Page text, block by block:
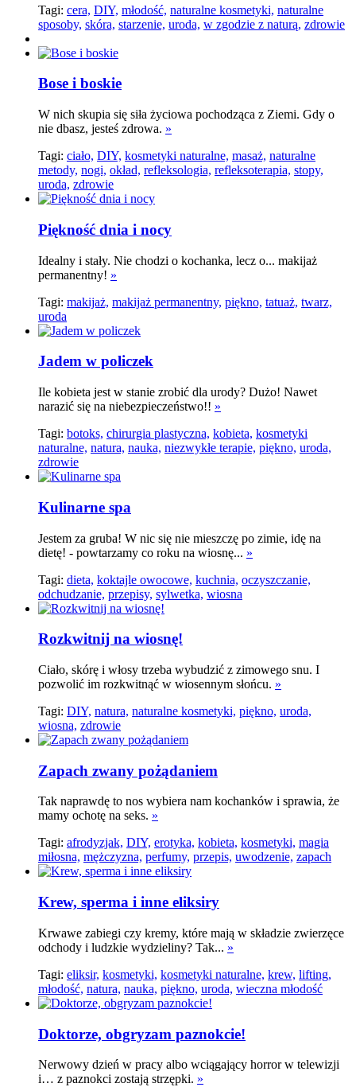
Tagi: cera, DIY, młodość, naturalne kosmetyki, naturalne
sposoby, skóra, starzenie, uroda, w zgodzie z naturą, zdrowie
Bose i boskie
W nich skupia się siła życiowa pochodząca z Ziemi. Gdy o
nie dbasz, jesteś zdrowa. »
Tagi: ciało, DIY, kosmetyki naturalne, masaż, naturalne
metody, nogi, okład, refleksologia, refleksoterapia, stopy,
uroda, zdrowie
Piękność dnia i nocy
Idealny i stały. Nie chodzi o kochanka, lecz o... makijaż
permanentny! »
Tagi: makijaż, makijaż permanentny, piękno, tatuaż, twarz,
uroda
Jadem w policzek
Ile kobieta jest w stanie zrobić dla urody? Dużo! Nawet
narazić się na niebezpieczeństwo!! »
Tagi: botoks, chirurgia plastyczna, kobieta, kosmetyki
naturalne, natura, nauka, niezwykłe terapie, piękno, uroda,
zdrowie
Kulinarne spa
Jestem za gruba! W nic się nie mieszczę po zimie, idę na
dietę! - powtarzamy co roku na wiosnę... »
Tagi: dieta, koktajle owocowe, kuchnia, oczyszczanie,
odchudzanie, przepisy, sylwetka, wiosna
Rozkwitnij na wiosnę!
Ciało, skórę i włosy trzeba wybudzić z zimowego snu. I
pozwolić im rozkwitnąć w wiosennym słońcu. »
Tagi: DIY, natura, naturalne kosmetyki, piękno, uroda,
wiosna, zdrowie
Zapach zwany pożądaniem
Tak naprawdę to nos wybiera nam kochanków i sprawia, że
mamy ochotę na seks. »
Tagi: afrodyzjak, DIY, erotyka, kobieta, kosmetyki, magia
miłosna, mężczyzna, perfumy, przepis, uwodzenie, zapach
Krew, sperma i inne eliksiry
Krwawe zabiegi czy kremy, które mają w składzie zwierzęce
odchody i ludzkie wydzieliny? Tak... »
Tagi: eliksir, kosmetyki, kosmetyki naturalne, krew, lifting,
młodość, natura, nauka, piękno, uroda, wieczna młodość
Doktorze, obgryzam paznokcie!
Nerwowy dzień w pracy albo wciągający horror w telewizji
i… z paznokci zostają strzępki. »